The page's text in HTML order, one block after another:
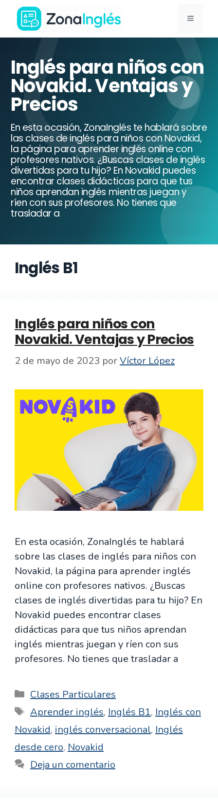
Saltar
contenido
Ir
la
portada
de
ZonaInglés
MENÚ
Inglés para niños con
Novakid. Ventajas y
Precios
En esta ocasión, ZonaInglés te hablará sobre
las clases de inglés para niños con Novakid,
la página para aprender inglés online con
profesores nativos. ¿Buscas clases de inglés
divertidas para tu hijo? En Novakid puedes
encontrar clases didácticas para que tus
niños aprendan inglés mientras juegan y
ríen con sus profesores. No tienes que
trasladar a
Inglés B1
Inglés para niños con
Novakid. Ventajas y Precios
2 de mayo de 2023 porVíctor López
En esta ocasión, ZonaInglés te hablará
sobre las clases de inglés para niños con
Novakid, la página para aprender inglés
online con profesores nativos. ¿Buscas
clases de inglés divertidas para tu hijo? En
Novakid puedes encontrar clases
didácticas para que tus niños aprendan
inglés mientras juegan y ríen con sus
profesores. No tienes que trasladar a
Categorías
Clases Particulares
Etiquetas
Aprender inglés, Inglés B1, Inglés con
Novakid, inglés conversacional, Inglés
desde cero, Novakid
Deja un comentario